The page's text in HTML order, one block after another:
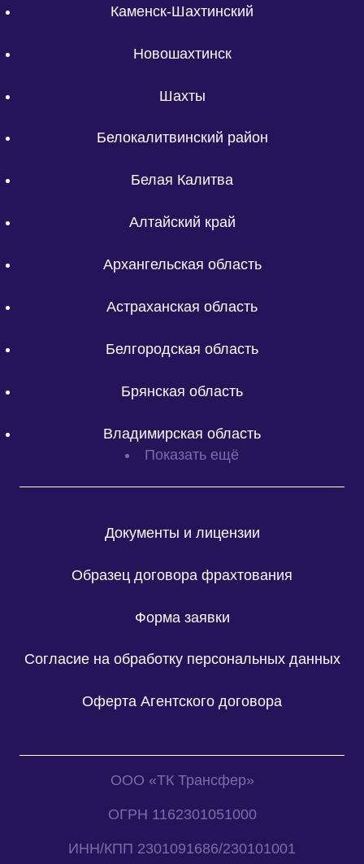
Каменск-Шахтинский
Новошахтинск
Шахты
Белокалитвинский район
Белая Калитва
Алтайский край
Архангельская область
Астраханская область
Белгородская область
Брянская область
Владимирская область
Показать ещё
Документы и лицензии
Образец договора фрахтования
Форма заявки
Согласие на обработку персональных данных
Оферта Агентского договора
ООО «ТК Трансфер»
ОГРН 1162301051000
ИНН/КПП 2301091686/230101001